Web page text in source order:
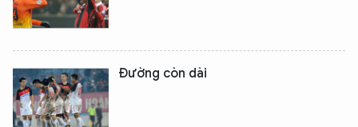
Đường còn dài